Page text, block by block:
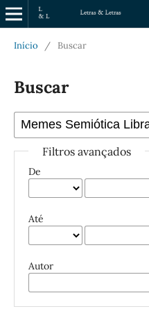
Início / Buscar
Buscar
Filtros avançados
De
Até
Autor